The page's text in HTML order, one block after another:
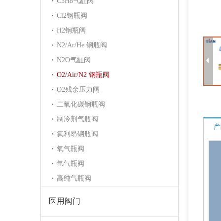
Cl2钢瓶阀
H2钢瓶阀
N2/Ar/He 钢瓶阀
N2O气缸阀
O2/Air/N2 钢瓶阀
O2残余压力阀
二氧化碳钢瓶阀
制冷剂气瓶阀
氟利昂钢瓶阀
氧气瓶阀
氩气瓶阀
高纯气瓶阀
医用阀门